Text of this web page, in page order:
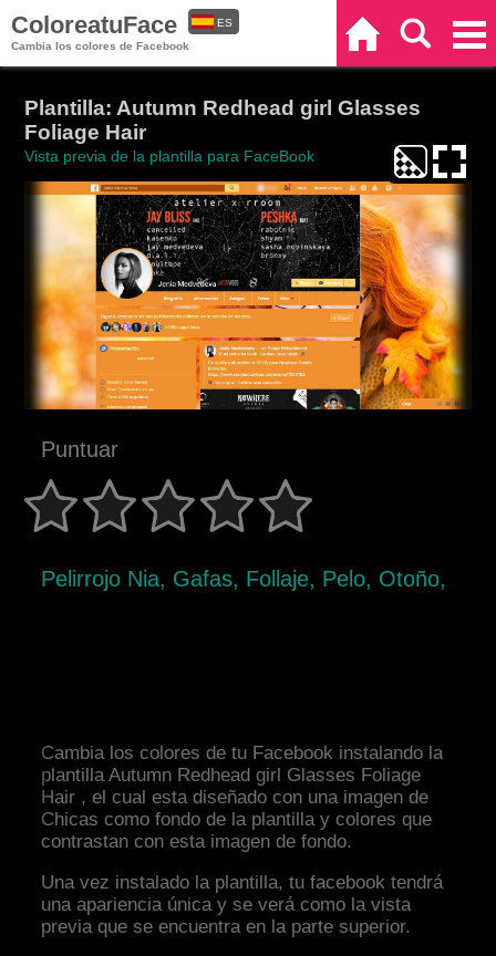
ColoreatuFace
Cambia los colores de Facebook
ES
Plantilla: Autumn Redhead girl Glasses
Foliage Hair
Vista previa de la plantilla para FaceBook
Puntuar
Pelirrojo Nia, Gafas, Follaje, Pelo, Otoño,
Cambia los colores de tu Facebook instalando la
plantilla Autumn Redhead girl Glasses Foliage
Hair , el cual esta diseñado con una imagen de
Chicas como fondo de la plantilla y colores que
contrastan con esta imagen de fondo.
Una vez instalado la plantilla, tu facebook tendrá
una apariencia única y se verá como la vista
previa que se encuentra en la parte superior.